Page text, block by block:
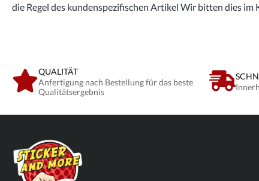
die Regel des kundenspezifischen Artikel Wir bitten dies im
QUALITÄT
Anfertigung nach Bestellung für das beste
Qualitätsergebnis